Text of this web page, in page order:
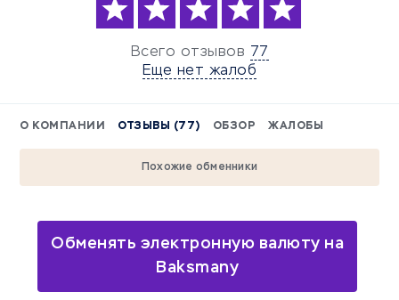
Всего отзывов 77
Еще нет жалоб
О КОМПАНИИ ОТЗЫВЫ (77) ОБЗОР ЖАЛОБЫ
Похожие обменники
Обменять электронную валюту на
Baksmany